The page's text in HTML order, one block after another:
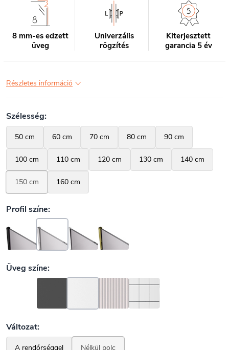
8 mm-es edzett
üveg
Univerzális
rögzítés
Kiterjesztett
garancia 5 év
Részletes információ